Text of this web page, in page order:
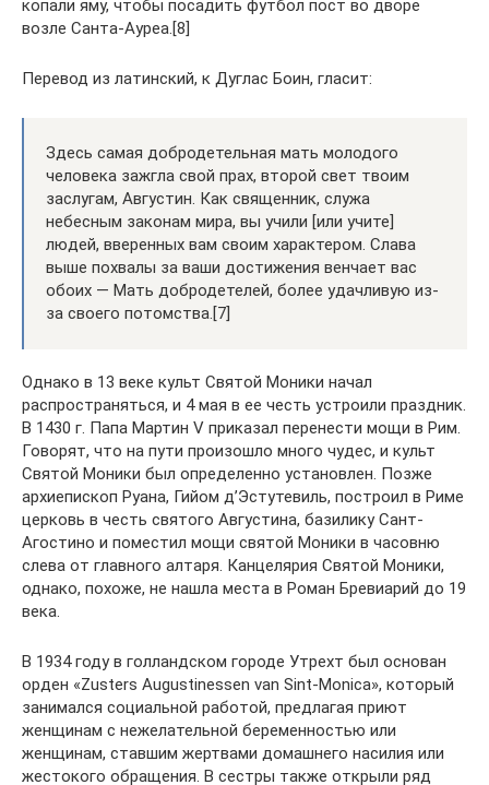
копали яму, чтобы посадить футбол пост во дворе
возле Санта-Ауреа.[8]
Перевод из латинский, к Дуглас Боин, гласит:
Здесь самая добродетельная мать молодого
человека зажгла свой прах, второй свет твоим
заслугам, Августин. Как священник, служа
небесным законам мира, вы учили [или учите]
людей, вверенных вам своим характером. Слава
выше похвалы за ваши достижения венчает вас
обоих — Мать добродетелей, более удачливую из-
за своего потомства.[7]
Однако в 13 веке культ Святой Моники начал
распространяться, и 4 мая в ее честь устроили праздник.
В 1430 г. Папа Мартин V приказал перенести мощи в Рим.
Говорят, что на пути произошло много чудес, и культ
Святой Моники был определенно установлен. Позже
архиепископ Руана, Гийом д’Эстутевиль, построил в Риме
церковь в честь святого Августина, базилику Сант-
Агостино и поместил мощи святой Моники в часовню
слева от главного алтаря. Канцелярия Святой Моники,
однако, похоже, не нашла места в Роман Бревиарий до 19
века.
В 1934 году в голландском городе Утрехт был основан
орден «Zusters Augustinessen van Sint-Monica», который
занимался социальной работой, предлагая приют
женщинам с нежелательной беременностью или
женщинам, ставшим жертвами домашнего насилия или
жестокого обращения. В сестры также открыли ряд